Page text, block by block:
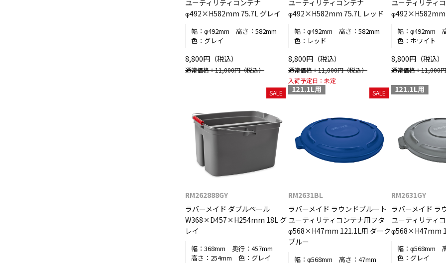
ユーティリティコンテナ
φ492×H582mm 75.7L グレイ
幅： φ492mm 高さ： 582mm
色： グレイ
8,800円（税込）
通常価格：11,000円（税込）
ユーティリティコンテナ
φ492×H582mm 75.7L レッド
幅： φ492mm 高さ： 582mm
色： レッド
8,800円（税込）
通常価格：11,000円（税込）
入荷予定日： 未定
ユーティリティ
φ492×H582mm
幅： φ492mm
色： ホワイト
8,800円（税込）
通常価格：11,000円
SALE
RM262888GY
ラバーメイド ダブルペール
W368×D457×H254mm 18L グ
レイ
幅： 368mm 奥行： 457mm
高さ： 254mm 色： グレイ
SALE
RM2631BL
ラバーメイド ラウンドブルート
ユーティリティコンテナ用フタ
φ568×H47mm 121.1L用 ダーク
ブルー
幅： φ568mm 高さ： 47mm
RM2631GY
ラバーメイド ラ
ユーティリティ
φ568×H47mm
幅： φ568mm
色： グレイ